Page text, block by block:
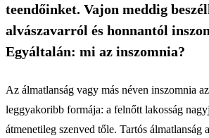
teendőinket. Vajon meddig
alvászavarról és honnantól
Egyáltalán: mi az inszomnia?
Az álmatlanság vagy más néven inszomnia
leggyakoribb formája: a felnőtt lakosság
átmenetileg szenved tőle. Tartós álmatlanság